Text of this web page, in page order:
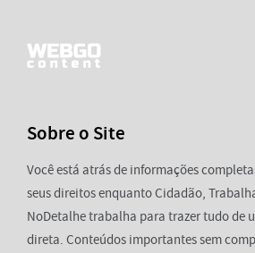
Sobre o Site
Você está atrás de informações
seus direitos enquanto Cidadão,
NoDetalhe trabalha para trazer tudo de
direta. Conteúdos importantes sem